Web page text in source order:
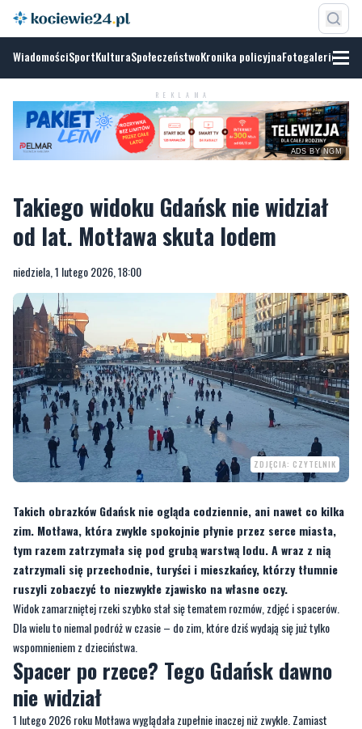
WiadomościSportKulturaSpołeczeństwoKronika policyjnaFotogalerie
REKLAMA
NGM
Takiego widoku Gdańsk nie widział
niedziela, 1 lutego 2026, 18:00
ZDJĘCIA: CZYTELNIK
Takich obrazków Gdańsk nie ogląda codziennie, ani nawet co kilka
zim. Motława, która zwykle spokojnie płynie przez serce miasta,
zatrzymali się przechodnie, turyści i mieszkańcy, którzy tłumnie
ruszyli zobaczyć to niezwykłe zjawisko na własne oczy.
Widok zamarzniętej rzeki szybko stał się tematem rozmów, zdjęć i spacerów.
Dla wielu to niemal podróż w czasie – do zim, które dziś wydają się już tylko
wspomnieniem z dzieciństwa.
Spacer po rzece? Tego Gdańsk dawno
nie widział
1 lutego 2026 roku Motława wyglądała zupełnie inaczej niż zwykle. Zamiast
odbijać światła kamienic i statków, zamieniła się w wielką, białą taflę. Setki
osób spacerowały wzdłuż nabrzeży, robiąc zdjęcia i z niedowierzaniem patrząc
na skute lodem wody.